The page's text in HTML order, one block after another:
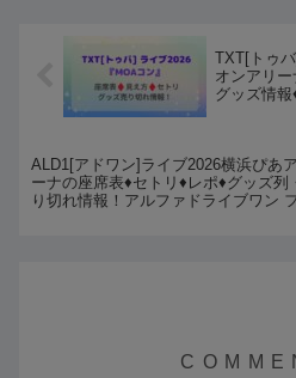
TXT[トゥ
オンアリ
グッズ情
ALD1[アドワン]ライブ2026横浜ぴあ
ーナの座席表♦️セトリ♦️レポ♦️グッズ列
り切れ情報！アルファドライブワン フ